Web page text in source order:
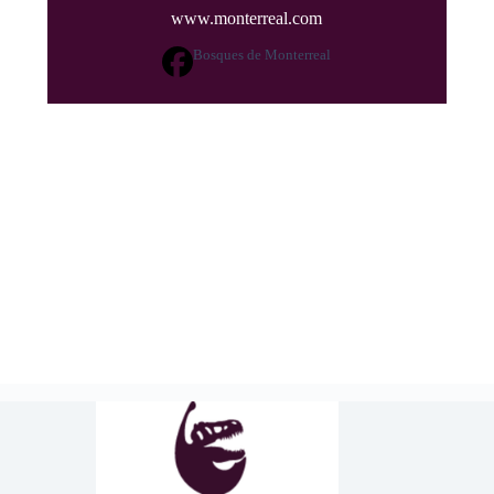
www.monterreal.com
Bosques de Monterreal